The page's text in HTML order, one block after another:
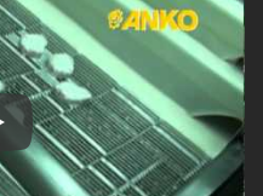
Stroj za tijesto i krušne mrvice